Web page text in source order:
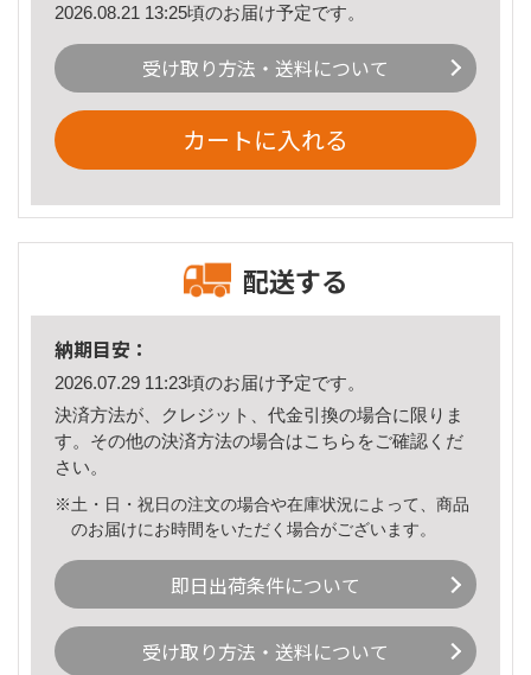
2026.08.21 13:25頃のお届け予定です。
受け取り方法・送料について
カートに入れる
配送する
納期目安：
2026.07.29 11:23頃のお届け予定です。
決済方法が、クレジット、代金引換の場合に限りま
す。その他の決済方法の場合はこちら をご確認くだ
さい。
※土・日・祝日の注文の場合や在庫状況によって、商品
のお届けにお時間をいただく場合がございます。
即日出荷条件について
受け取り方法・送料について